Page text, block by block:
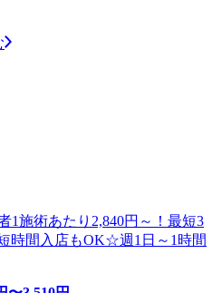
1施術あたり2,840円～！最短3
時間入店もOK☆週1日～1時間